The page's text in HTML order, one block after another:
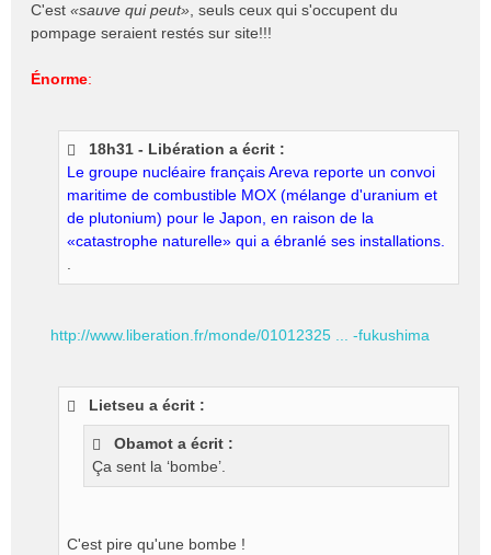
l
u
C'est «sauve qui peut» , seuls ceux qui s'occupent du
pompage seraient restés sur site!!!
Énorme:
18h31 - Libération a écrit :
Le groupe nucléaire français Areva reporte un convoi
maritime de combustible MOX (mélange d'uranium et
de plutonium) pour le Japon, en raison de la
«catastrophe naturelle» qui a ébranlé ses installations.
http://www.liberation.fr/monde/01012325 ... -fukushima
Lietseu a écrit :
Obamot a écrit :
Ça sent la ‘bombe’.
C'est pire qu'une bombe !